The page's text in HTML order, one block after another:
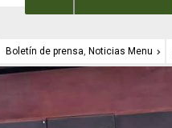
Boletín de prensa, Noticias Menu